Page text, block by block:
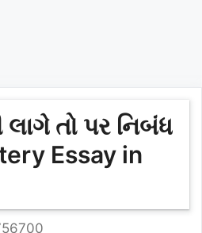
લાગે તો પર નિબંધ
Essay in